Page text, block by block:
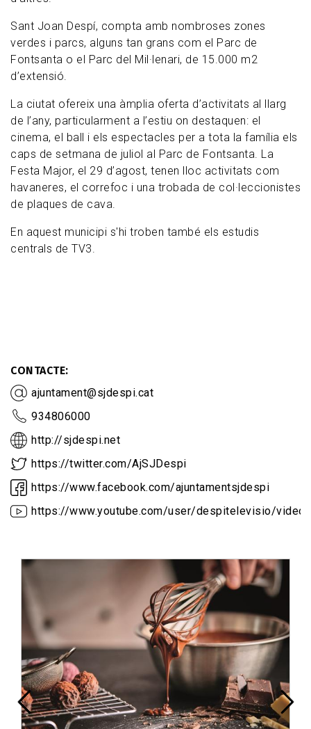
Sant Joan Despí, compta amb nombroses zones
verdes i parcs, alguns tan grans com el Parc de
Fontsanta o el Parc del Mil·lenari, de 15.000 m2
d’extensió.
La ciutat ofereix una àmplia oferta d’activitats al llarg
de l’any, particularment a l’estiu on destaquen: el
cinema, el ball i els espectacles per a tota la família els
caps de setmana de juliol al Parc de Fontsanta. La
Festa Major, el 29 d’agost, tenen lloc activitats com
havaneres, el correfoc i una trobada de col·leccionistes
de plaques de cava.
En aquest municipi s'hi troben també els estudis
centrals de TV3.
CONTACTE
ajuntament@sjdespi.cat
934806000
http://sjdespi.net
https://twitter.com/AjSJDespi
https://www.facebook.com/ajuntamentsjdespi
https://www.youtube.com/user/despitelevisio/videos